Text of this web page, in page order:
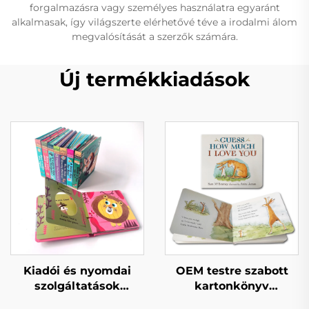
forgalmazásra vagy személyes használatra egyaránt
alkalmasak, így világszerte elérhetővé téve a irodalmi álom
megvalósítását a szerzők számára.
Új termékkiadások
Kiadói és nyomdai
szolgáltatások
OEM testre szabott
kartonkönyv